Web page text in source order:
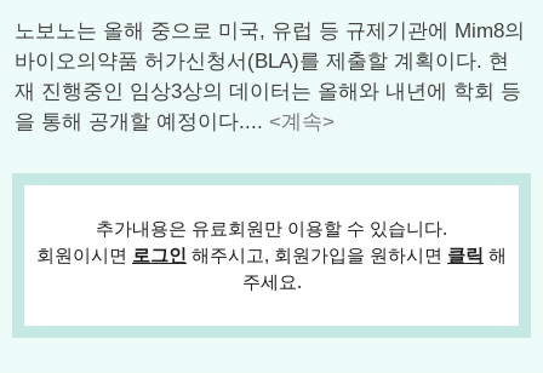
노보노는 올해 중으로 미국, 유럽 등 규제기관에 Mim8의
바이오의약품 허가신청서(BLA)를 제출할 계획이다. 현
재 진행중인 임상3상의 데이터는 올해와 내년에 학회 등
을 통해 공개할 예정이다.... <계속>
추가내용은 유료회원만 이용할 수 있습니다.
회원이시면 로그인 해주시고, 회원가입을 원하시면 클릭 해
주세요.